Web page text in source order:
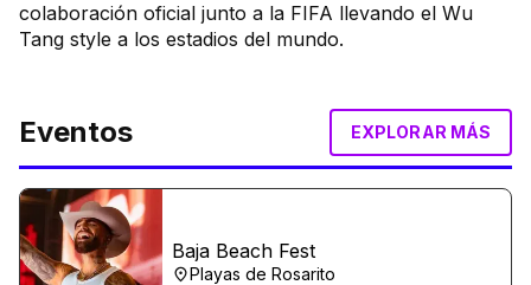
colaboración oficial junto a la FIFA llevando el Wu
Tang style a los estadios del mundo.
Eventos EXPLORAR MÁS
Baja Beach Fest
Playas de Rosarito